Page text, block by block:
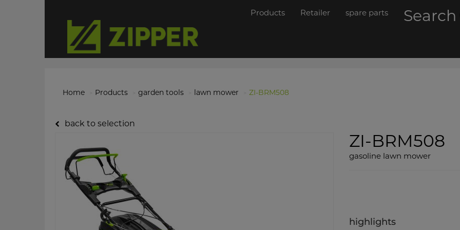
Products Retailer spare parts
Home Products garden tools lawn mower ZI-BRM508
back to selection
ZI-BRM508
gasoline lawn mower
highlights